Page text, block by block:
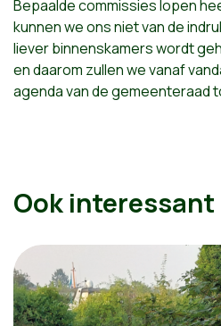
Bepaalde commissies lopen
kunnen we ons niet van de
liever binnenskamers wordt
en daarom zullen we vanaf
agenda van de gemeenteraad
Ook interessant